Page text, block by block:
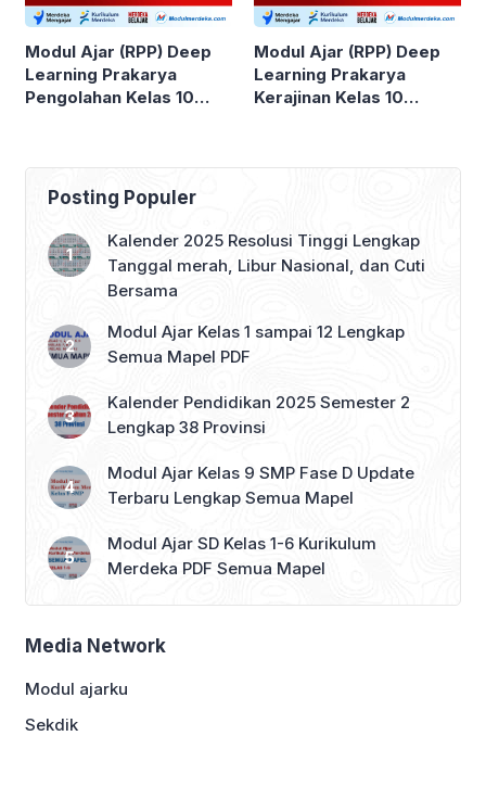
Modul Ajar (RPP) Deep
Learning Prakarya
Pengolahan Kelas 10
Modul Ajar (RPP) Deep
Learning Prakarya
Kerajinan Kelas 10
Posting Populer
Kalender 2025 Resolusi Tinggi Lengkap
Tanggal merah, Libur Nasional, dan Cuti
Bersama
Modul Ajar Kelas 1 sampai 12 Lengkap
Semua Mapel PDF
Kalender Pendidikan 2025 Semester 2
Lengkap 38 Provinsi
Modul Ajar Kelas 9 SMP Fase D Update
Terbaru Lengkap Semua Mapel
Modul Ajar SD Kelas 1-6 Kurikulum
Merdeka PDF Semua Mapel
Media Network
Modul ajarku
Sekdik